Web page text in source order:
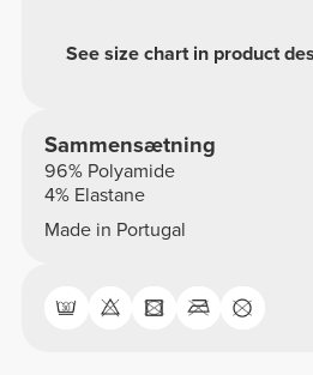
See size chart in product
Sammensætning
96% Polyamide
4% Elastane
Made in Portugal